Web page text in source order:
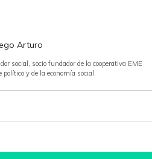
Arturo
social, socio fundador de la cooperativa EME
y de la economía social.